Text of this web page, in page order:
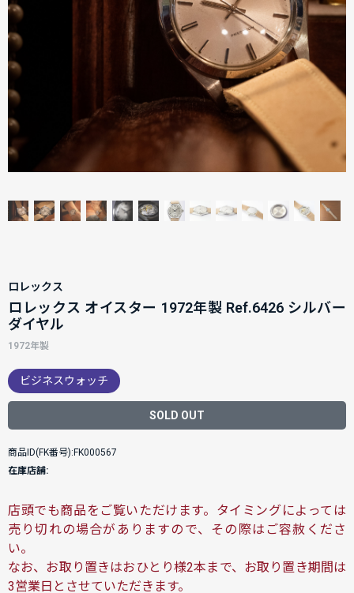
ロレックス
ロレックス オイスター 1972年製 Ref.6426 シルバー
ダイヤル
1972年製
ビジネスウォッチ
SOLD OUT
商品ID(FK番号):FK000567
在庫店舗:
店頭でも商品をご覧いただけます。タイミングによっては
売り切れの場合がありますので、その際はご容赦くださ
い。
なお、お取り置きはおひとり様2本まで、お取り置き期間は
3営業日とさせていただきます。